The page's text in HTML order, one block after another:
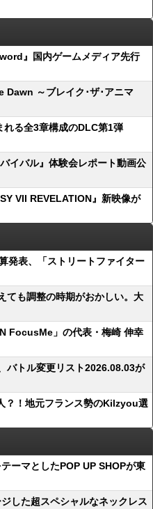
』国内ゲームメディア先行
Dawn ～ブレイク･ザ･アニマ
れる全3章構成のDLC第1弾
イバル』体験会レポート動画公
VII REVELATION』新映像が
発表、「ストリートファイター
ても調整の時期がおかしい。大
FocusMe」の代表・梅崎 伸幸
バトル変更リスト2026.08.03が
？！地元フランス勢のKilzyou選
ーマとしたPOP UP SHOPが東
した超スペシャルなネックレス